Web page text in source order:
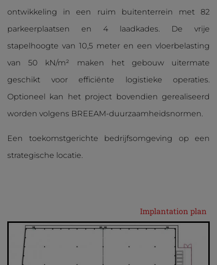
ontwikkeling in een ruim buitenterrein met 82
parkeerplaatsen en 4 laadkades. De vrije
stapelhoogte van 10,5 meter en een vloerbelasting
van 50 kN/m² maken het gebouw uitermate
geschikt voor efficiënte logistieke operaties.
Optioneel kan het project bovendien gerealiseerd
worden volgens BREEAM-duurzaamheidsnormen.
Een toekomstgerichte bedrijfsomgeving op een
strategische locatie.
Implantation plan